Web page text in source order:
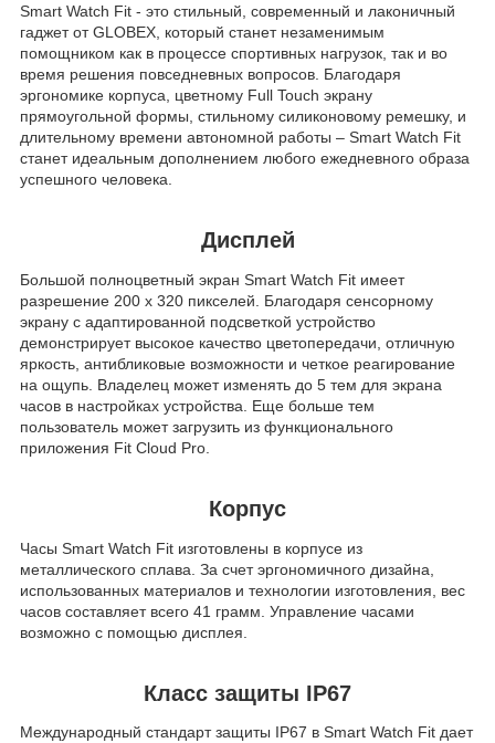
Smart Watch Fit - это стильный, современный и лаконичный
гаджет от GLOBEX, который станет незаменимым
помощником как в процессе спортивных нагрузок, так и во
время решения повседневных вопросов. Благодаря
эргономике корпуса, цветному Full Touch экрану
прямоугольной формы, стильному силиконовому ремешку, и
длительному времени автономной работы – Smart Watch Fit
станет идеальным дополнением любого ежедневного образа
успешного человека.
Дисплей
Большой полноцветный экран Smart Watch Fit имеет
разрешение 200 x 320 пикселей. Благодаря сенсорному
экрану с адаптированной подсветкой устройство
демонстрирует высокое качество цветопередачи, отличную
яркость, антибликовые возможности и четкое реагирование
на ощупь. Владелец может изменять до 5 тем для экрана
часов в настройках устройства. Еще больше тем
пользователь может загрузить из функционального
приложения Fit Cloud Pro.
Корпус
Часы Smart Watch Fit изготовлены в корпусе из
металлического сплава. За счет эргономичного дизайна,
использованных материалов и технологии изготовления, вес
часов составляет всего 41 грамм. Управление часами
возможно с помощью дисплея.
Класс защиты IP67
Международный стандарт защиты IP67 в Smart Watch Fit дает